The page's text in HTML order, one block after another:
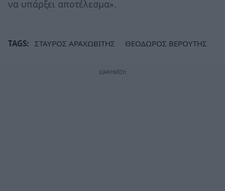
να υπάρξει αποτέλεσμα».
TAGS: ΣΤΑΥΡΟΣ ΑΡΑΧΩΒΙΤΗΣ ΘΕΟΔΩΡΟΣ ΒΕΡΟΥΤΗΣ